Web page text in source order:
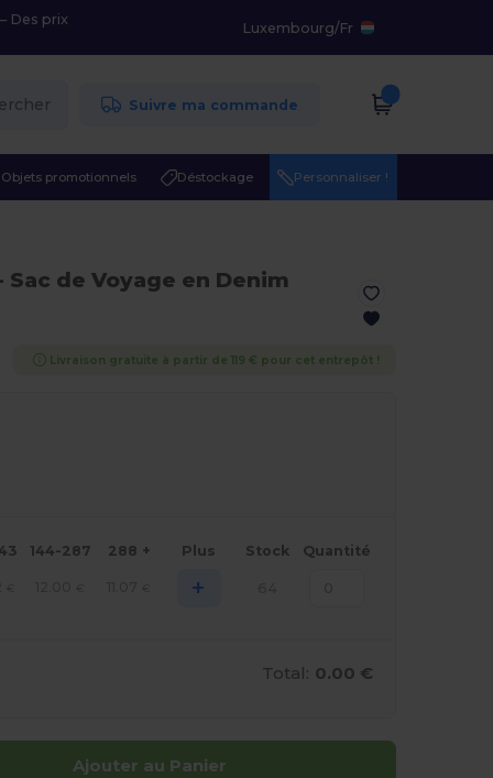
Des prix
Luxembourg/Fr
Suivre ma commande
Objets promotionnels Déstockage Personnaliser !
Sac de Voyage en Denim
Livraison gratuite à partir de 119 € pour cet entrepôt !
144-287 288 + Plus Stock Quantité
+
Total: 0.00 €
Ajouter au Panier